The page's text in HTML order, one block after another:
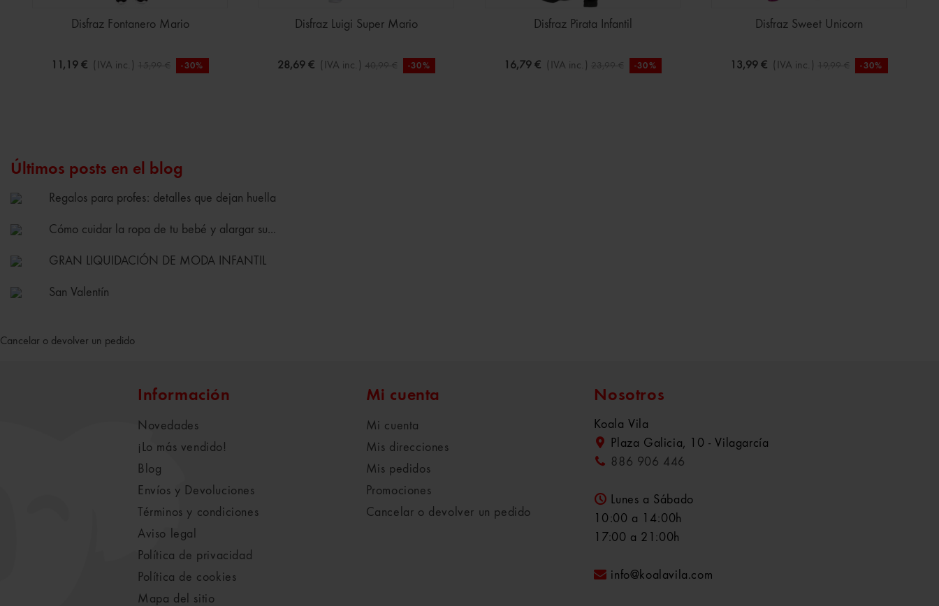
Disfraz Fontanero Mario
11,19 € (IVA inc.) 15,99 € -30%
Disfraz Luigi Super Mario
28,69 € (IVA inc.) 40,99 € -30%
Disfraz Pirata Infantil
16,79 € (IVA inc.) 23,99 € -30%
Disfraz Sweet Unicorn
13,99 € (IVA inc.) 19,99 € -30%
Últimos posts en el blog
Regalos para profes: detalles que dejan huella
Cómo cuidar la ropa de tu bebé y alargar su...
GRAN LIQUIDACIÓN DE MODA INFANTIL
San Valentín
Cancelar o devolver un pedido
Información
Novedades
¡Lo más vendido!
Blog
Envíos y Devoluciones
Términos y condiciones
Aviso legal
Política de privacidad
Política de cookies
Mapa del sitio
Mi cuenta
Mi cuenta
Mis direcciones
Mis pedidos
Promociones
Cancelar o devolver un pedido
Nosotros
Koala Vila
Plaza Galicia, 10 - Vilagarcía
886 906 446
Lunes a Sábado
10:00 a 14:00h
17:00 a 21:00h
info@koalavila.com